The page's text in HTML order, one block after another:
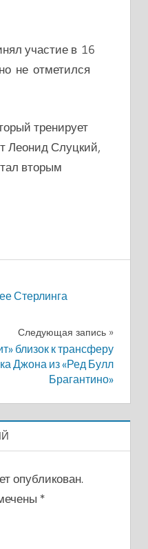
участие в 16
не отметился
тренирует
Леонид Слуцкий,
вторым
Стерлинга
Следующая запись
близок к трансферу
Джона из «Ред Булл
Брагантино»
опубликован.
*